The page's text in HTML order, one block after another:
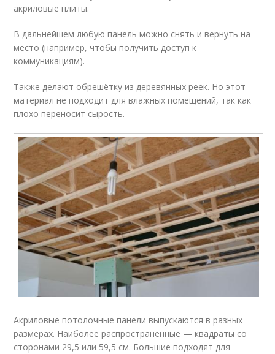
акриловые плиты.
В дальнейшем любую панель можно снять и вернуть на
место (например, чтобы получить доступ к
коммуникациям).
Также делают обрешётку из деревянных реек. Но этот
материал не подходит для влажных помещений, так как
плохо переносит сырость.
Акриловые потолочные панели выпускаются в разных
размерах. Наиболее распространённые — квадраты со
сторонами 29,5 или 59,5 см. Большие подходят для